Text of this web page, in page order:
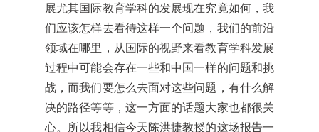
展尤其国际教育学科的发展现在究竟如何，我
们应该怎样去看待这样一个问题，我们的前沿
领域在哪里，从国际的视野来看教育学科发展
过程中可能会存在一些和中国一样的问题和挑
战，而我们要怎么去面对这些问题，有什么解
决的路径等等，这一方面的话题大家也都很关
心。所以我相信今天陈洪捷教授的这场报告一